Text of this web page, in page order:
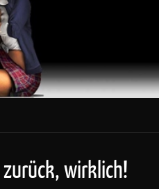
zurück, wirklich!